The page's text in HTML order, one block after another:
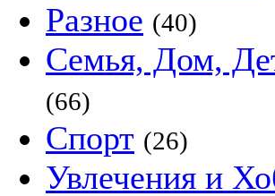
Разное (40)
Семья, Дом,
(66)
Спорт (26)
Увлечения и